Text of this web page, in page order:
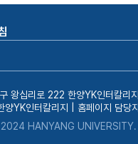
왕십리로 222 한양YK인터칼리지
양YK인터칼리지 | 홈페이지 담당
HANYANG UNIVERSITY.